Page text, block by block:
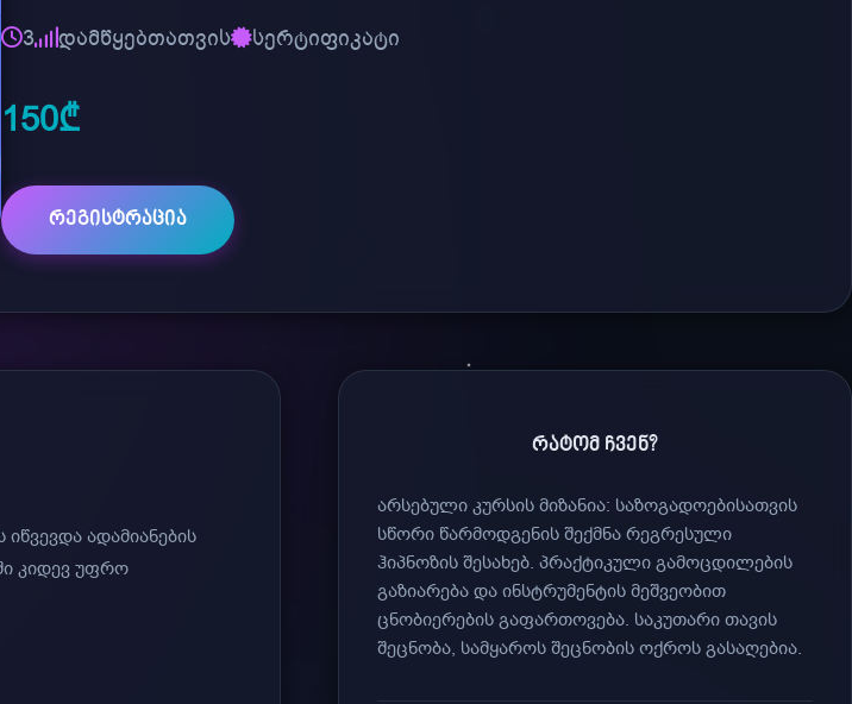
3 დამწყებთათვის სერტიფიკატი
150₾
ᲠᲔᲒᲘᲡᲢᲠᲐᲪᲘᲐ
ადამიანების
კიდევ უფრო
ᲠᲐᲢᲝᲛ ᲩᲕᲔᲜ?
არსებული კურსის მიზანია: საზოგადოებისათვის
სწორი წარმოდგენის შექმნა რეგრესული
ჰიპნოზის შესახებ. პრაქტიკული გამოცდილების
გაზიარება და ინსტრუმენტის მეშვეობით
ცნობიერების გაფართოვება. საკუთარი თავის
შეცნობა, სამყაროს შეცნობის ოქროს გასაღებია.